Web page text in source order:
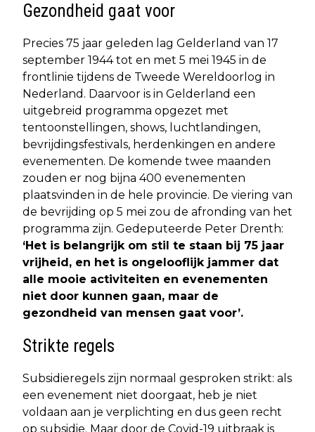
Gezondheid gaat voor
Precies 75 jaar geleden lag Gelderland van 17
september 1944 tot en met 5 mei 1945 in de
frontlinie tijdens de Tweede Wereldoorlog in
Nederland. Daarvoor is in Gelderland een
uitgebreid programma opgezet met
tentoonstellingen, shows, luchtlandingen,
bevrijdingsfestivals, herdenkingen en andere
evenementen. De komende twee maanden
zouden er nog bijna 400 evenementen
plaatsvinden in de hele provincie. De viering van
de bevrijding op 5 mei zou de afronding van het
programma zijn. Gedeputeerde Peter Drenth:
‘Het is belangrijk om stil te staan bij 75 jaar
vrijheid, en het is ongelooflijk jammer dat
alle mooie activiteiten en evenementen
niet door kunnen gaan, maar de
gezondheid van mensen gaat voor’.
Strikte regels
Subsidieregels zijn normaal gesproken strikt: als
een evenement niet doorgaat, heb je niet
voldaan aan je verplichting en dus geen recht
op subsidie. Maar door de Covid-19 uitbraak is